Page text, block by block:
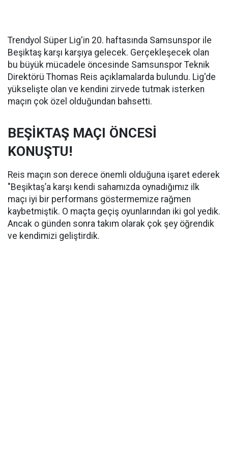
Trendyol Süper Lig'in 20. haftasında Samsunspor ile
Beşiktaş karşı karşıya gelecek. Gerçekleşecek olan
bu büyük mücadele öncesinde Samsunspor Teknik
Direktörü Thomas Reis açıklamalarda bulundu. Lig'de
yükselişte olan ve kendini zirvede tutmak isterken
maçın çok özel olduğundan bahsetti.
BEŞİKTAŞ MAÇI ÖNCESİ
KONUŞTU!
Reis maçın son derece önemli olduğuna işaret ederek
"Beşiktaş’a karşı kendi sahamızda oynadığımız ilk
maçı iyi bir performans göstermemize rağmen
kaybetmiştik. O maçta geçiş oyunlarından iki gol yedik.
Ancak o günden sonra takım olarak çok şey öğrendik
ve kendimizi geliştirdik.